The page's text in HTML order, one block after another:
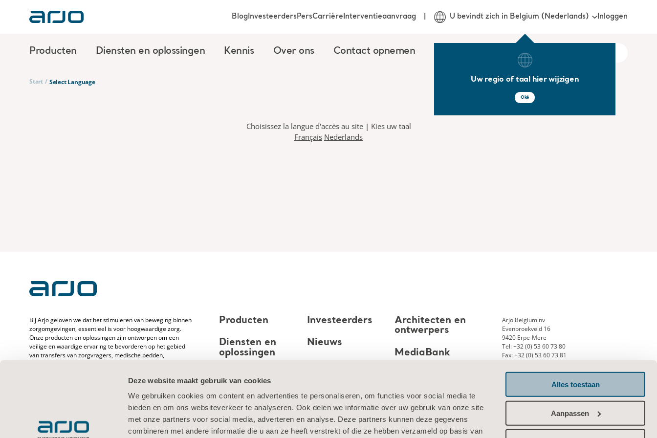
Deze website maakt gebruik van cookies
We gebruiken cookies om content en advertenties te personaliseren, om functies voor social media te
bieden en om ons websiteverkeer te analyseren. Ook delen we informatie over uw gebruik van onze site
met onze partners voor social media, adverteren en analyse. Deze partners kunnen deze gegevens
combineren met andere informatie die u aan ze heeft verstrekt of die ze hebben verzameld op basis van
Alles toestaan
Aanpassen
Producten Diensten en oplossingen Kennis Over ons Contact opnemen
BlogInvesteerdersPersCarrièreInterventieaanvraag U bevindt zich in Belgium (Nederlands)
Uw regio of taal hier wijzigen
Oké
Inloggen
Start / Select Language
Choisissez la langue d'accès au site | Kies uw taal
Français Nederlands
Bij Arjo geloven we dat het stimuleren van beweging binnen
zorgomgevingen, essentieel is voor hoogwaardige zorg.
Onze producten en oplossingen zijn ontworpen om een
veilige en waardige ervaring te bevorderen op het gebied
van transfers van zorgvragers, medische bedden,
meer dan 6500 werknemers wereldwijd en 65 jaar zorg voor
gezondheid van mensen met mobiliteitsproblemen te
Producten
Diensten en
oplossingen
Over ons
Neem contact
met ons op
Investeerders
Nieuws
Architecten en
ontwerpers
MediaBank
Arjo Belgium nv
Evenbroekveld 16
9420 Erpe-Mere
Tel: +32 (0) 53 60 73 80
Fax: +32 (0) 53 60 73 81
Neem contact met ons op